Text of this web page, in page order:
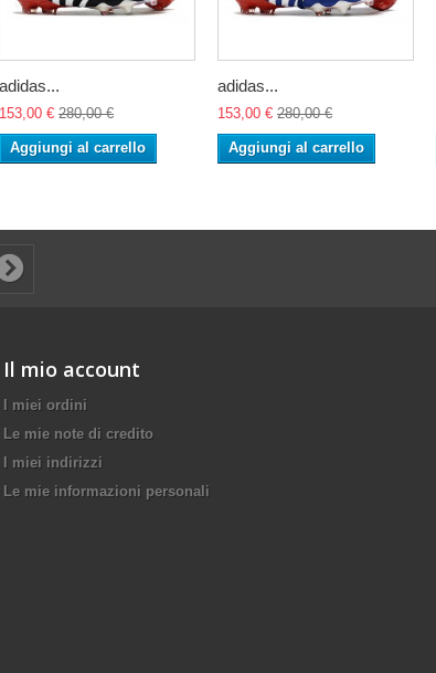
adidas...
153,00 € 280,00 €
Aggiungi al carrello
adidas...
153,00 € 280,00 €
Aggiungi al carrello
Il mio account
I miei ordini
Le mie note di credito
I miei indirizzi
Le mie informazioni personali